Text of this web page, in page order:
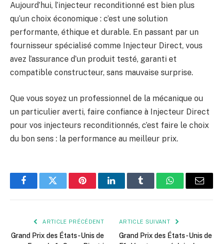
Aujourd’hui, l’injecteur reconditionné est bien plus
qu’un choix économique : c’est une solution
performante, éthique et durable. En passant par un
fournisseur spécialisé comme Injecteur Direct, vous
avez l’assurance d’un produit testé, garanti et
compatible constructeur, sans mauvaise surprise.
Que vous soyez un professionnel de la mécanique ou
un particulier averti, faire confiance à Injecteur Direct
pour vos injecteurs reconditionnés, c’est faire le choix
du bon sens : la performance au meilleur prix.
FacebookTwitter PinterestLinkedInTumblr WhatsApp
E-
ARTICLE PRÉCÉDENT
Grand Prix des États-Unis de
ARTICLE SUIVANT
Grand Prix des États-Unis de